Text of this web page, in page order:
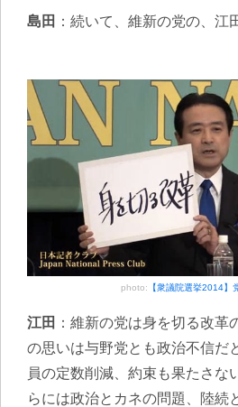
島田 ：続いて、維新の党の、江
photo: 【衆議院選挙2014】
江田 ：維新の党は身を切る改革
の思いは与野党とも政治不信だ
員の定数削減、約束も果たさな
らには政治とカネの問題、陸続